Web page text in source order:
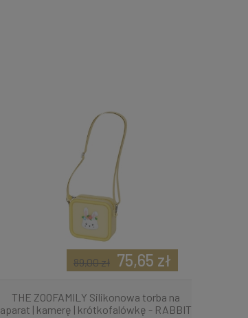
THE ZOOFAMILY Silikonowa torba na
aparat | kamerę | krótkofalówkę - RABBIT
75,65 zł
89,00 zł